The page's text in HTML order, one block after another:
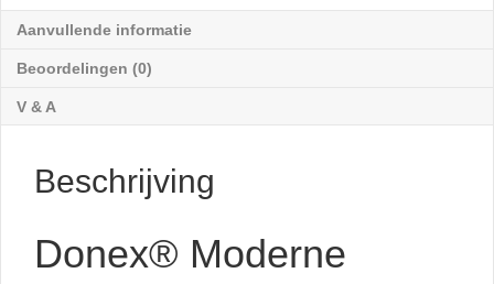
Beige
Aanvullende informatie
Beoordelingen (0)
V & A
Beschrijving
Donex® Moderne